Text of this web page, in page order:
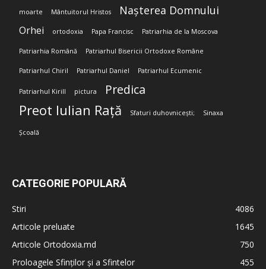
moarte Mântuitorul Hristos Nașterea Domnului
Orhei ortodoxia Papa Francisc Patriarhia de la Moscova
Patriarhia Română Patriarhul Bisericii Ortodoxe Române
Patriarhul Chiril Patriarhul Daniel Patriarhul Ecumenic
Patriarhul Kirill pictura Predica
Preot Iulian Rață Sfaturi duhovnicești; Sinaxa
Școală
CATEGORIE POPULARĂ
Stiri
4086
Articole preluate
1645
Articole Ortodoxia.md
750
Proloagele Sfinților și a Sfintelor
455